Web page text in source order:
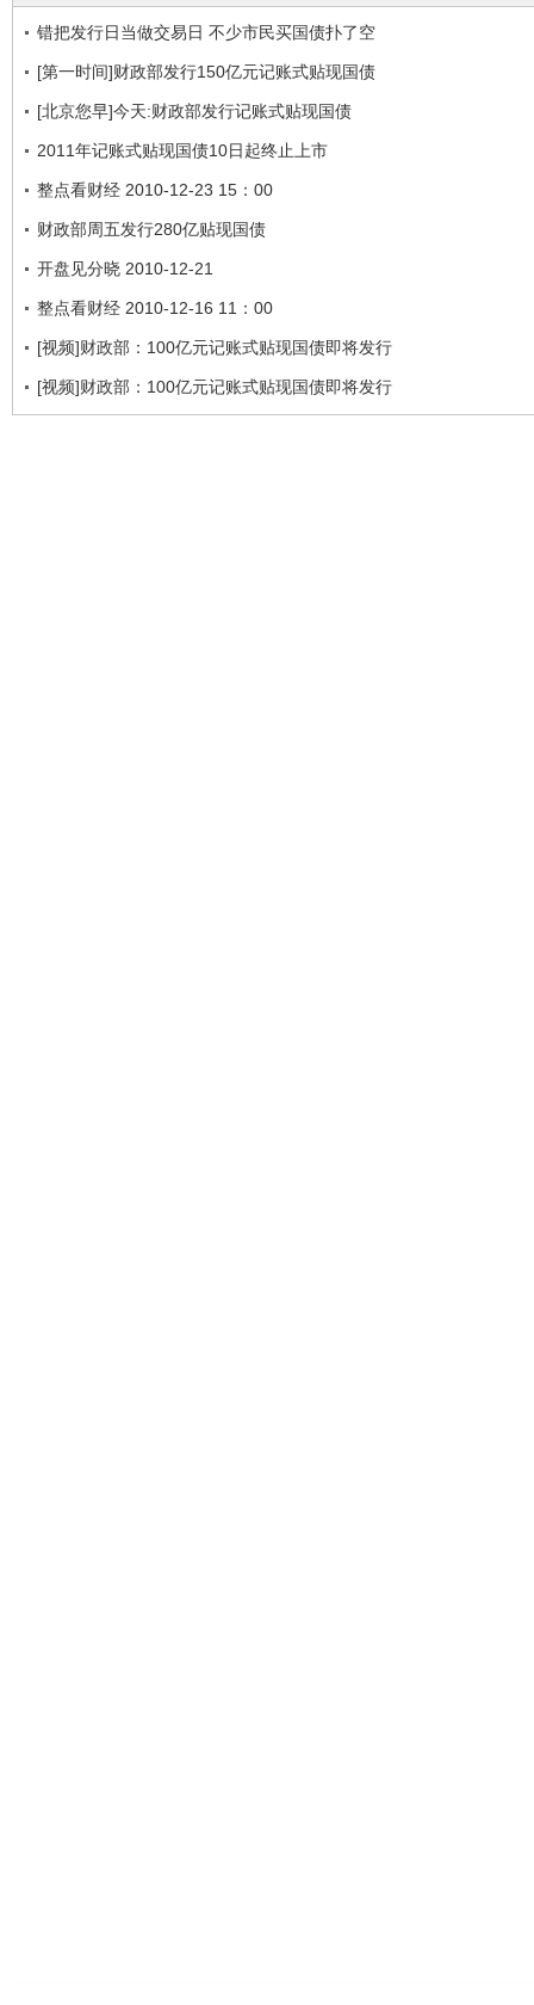
错把发行日当做交易日 不少市民买国债扑了空
[第一时间]财政部发行150亿元记账式贴现国债
[北京您早]今天:财政部发行记账式贴现国债
2011年记账式贴现国债10日起终止上市
整点看财经 2010-12-23 15：00
财政部周五发行280亿贴现国债
开盘见分晓 2010-12-21
整点看财经 2010-12-16 11：00
[视频]财政部：100亿元记账式贴现国债即将发行
[视频]财政部：100亿元记账式贴现国债即将发行